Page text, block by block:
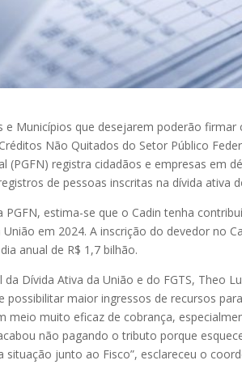
e Municípios que desejarem poderão
Não Quitados do Setor Público
(PGFN) registra cidadãos e empresas em
de pessoas inscritas na dívida ativa
estima-se que o Cadin tenha
em 2024. A inscrição do devedor no
anual de R$ 1,7 bilhão.
Dívida Ativa da União e do FGTS, Theo
possibilitar maior ingressos de recursos
meio muito eficaz de cobrança,
não pagando o tributo porque
situação junto ao Fisco”, esclareceu o